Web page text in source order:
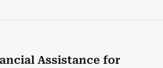
Assistance for